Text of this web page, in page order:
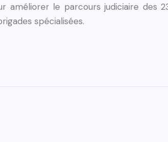
améliorer le parcours judiciaire des
spécialisées.